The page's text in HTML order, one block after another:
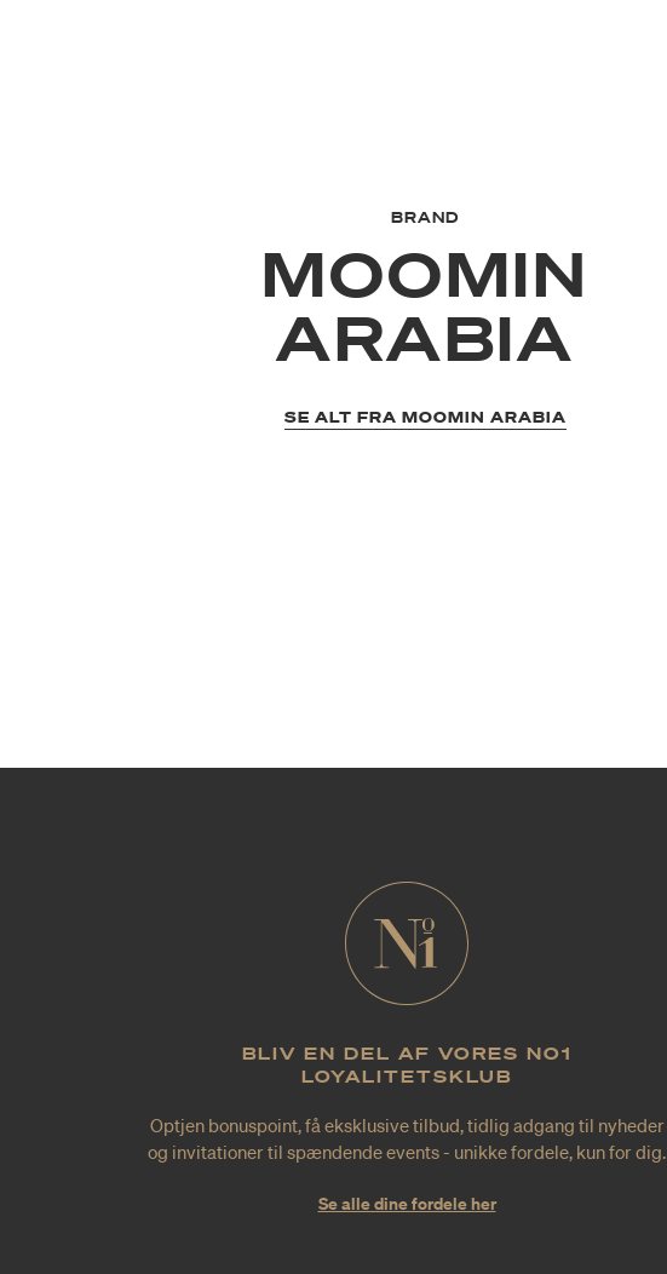
BRAND
MOOMIN
ARABIA
SE ALT FRA MOOMIN ARABIA
BLIV EN DEL AF VORES NO1
LOYALITETSKLUB
Optjen bonuspoint, få eksklusive tilbud, tidlig adgang til nyheder
og invitationer til spændende events - unikke fordele, kun for dig.
Se alle dine fordele her